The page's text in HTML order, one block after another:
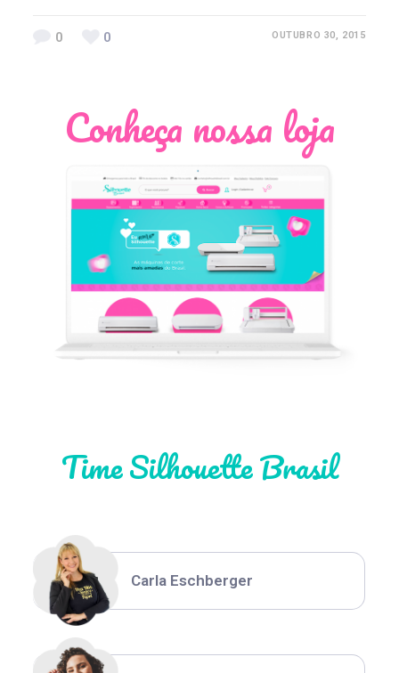
0 0 OUTUBRO 30, 2015
Conheça nossa loja
Time Silhouette Brasil
Léia Pastori
Thiara Ney
Carla Eschberger